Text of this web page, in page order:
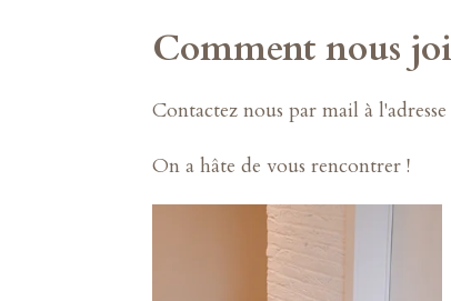
Comment nous
Contactez nous par mail à l'adresse
On a hâte de vous rencontrer !